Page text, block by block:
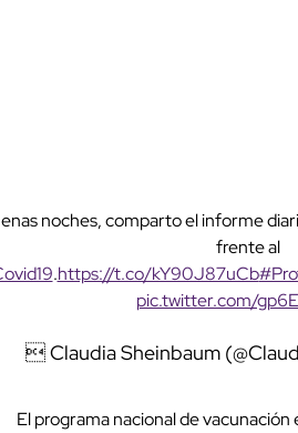
noches, comparto el informe
frente al
.https://t.co/kY90J87uCb
pic.twitter.com/
 Claudia Sheinbaum
El programa nacional de vacunación